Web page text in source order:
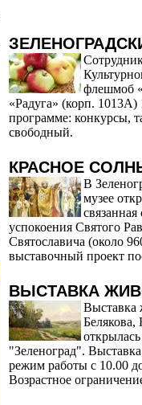
флешмоб
«Радуга» (корп. 1013А)
программе: конкурсы,
свободный.
КРАСНОЕ
В
музее
успокоения Святого
Святославича (около
выставочный проект
ВЫСТАВКА
Выставка
Белякова,
"Зеленоград".
режим работы с 10.00
Возрастное